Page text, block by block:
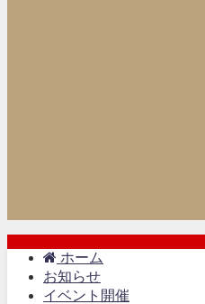
ホーム
お知らせ
イベント開催